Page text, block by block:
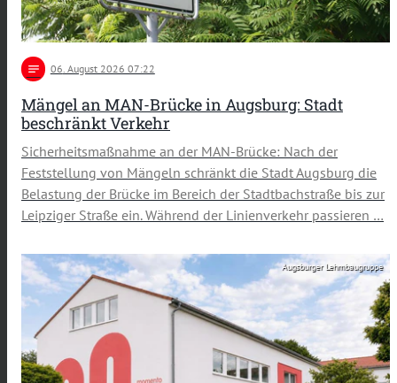
notes 06. August 2026 07:22
Mängel an MAN-Brücke in Augsburg: Stadt
beschränkt Verkehr
Sicherheitsmaßnahme an der MAN-Brücke: Nach der
Feststellung von Mängeln schränkt die Stadt Augsburg die
Belastung der Brücke im Bereich der Stadtbachstraße bis zur
Leipziger Straße ein. Während der Linienverkehr passieren …
Augsburger Lehmbaugruppe